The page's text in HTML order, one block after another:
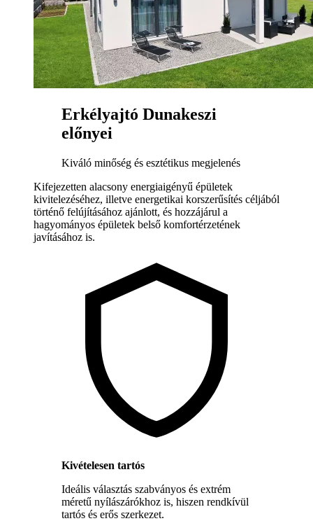
Erkélyajtó Dunakeszi
előnyei
Kiváló minőség és esztétikus megjelenés
Kifejezetten alacsony energiaigényű épületek
kivitelezéséhez, illetve energetikai korszerűsítés céljából
történő felújításához ajánlott, és hozzájárul a
hagyományos épületek belső komfortérzetének
javításához is.
Kivételesen tartós
Ideális választás szabványos és extrém
méretű nyílászárókhoz is, hiszen rendkívül
tartós és erős szerkezet.